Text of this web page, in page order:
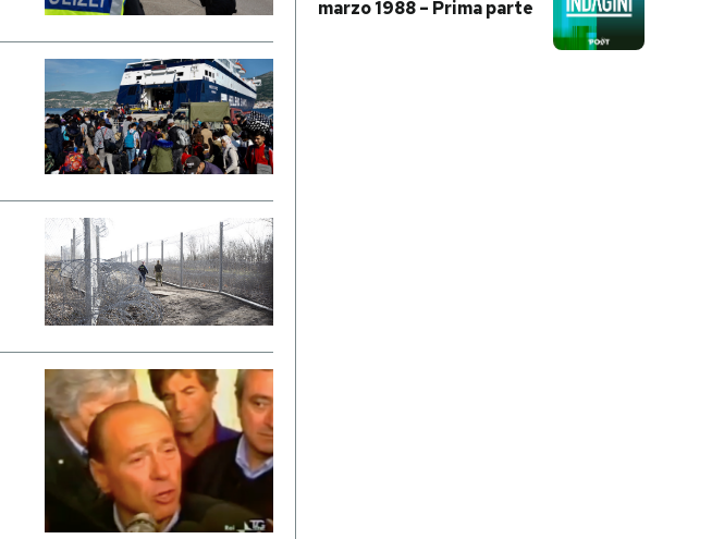
marzo 1988 – Prima parte